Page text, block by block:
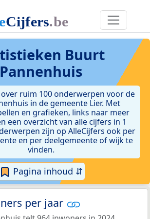
Buurt
Pannenhuis
ruim 100 onderwerpen voor de
in de gemeente Lier. Met
en grafieken, links naar meer
een overzicht van alle cijfers in 1
zijn op AlleCijfers ook per
en per deelgemeente of wijk te
vinden.
Pagina inhoud ⇵
per jaar